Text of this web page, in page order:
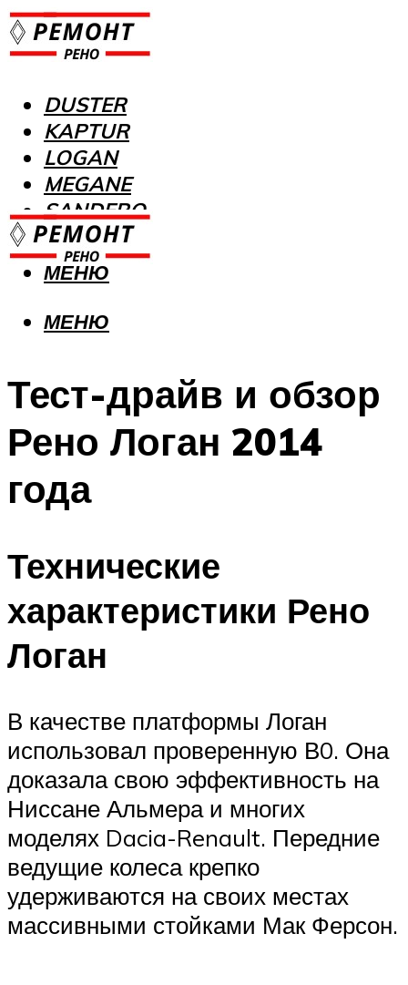
DUSTER
KAPTUR
LOGAN
MEGANE
SANDERO
МЕНЮ
МЕНЮ
Тест-драйв и обзор
Рено Логан 2014
года
Технические
характеристики Рено
Логан
В качестве платформы Логан
использовал проверенную В0. Она
доказала свою эффективность на
Ниссане Альмера и многих
моделях Dacia-Renault. Передние
ведущие колеса крепко
удерживаются на своих местах
массивными стойками Мак Ферсон.